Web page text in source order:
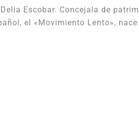
Escobar. Concejala de
el «Movimiento Lento»,